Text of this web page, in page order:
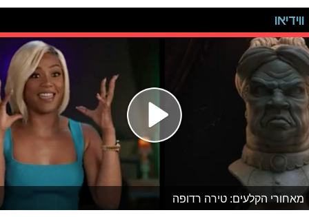
ווידיאו
מאחורי הקלעים: טירה רדופה